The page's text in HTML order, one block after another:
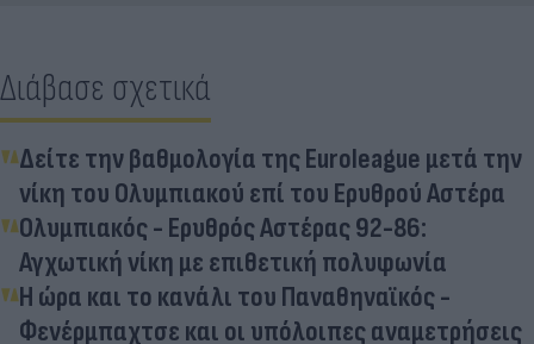
Διάβασε σχετικά
Δείτε την βαθμολογία της Euroleague μετά την
νίκη του Ολυμπιακού επί του Ερυθρού Αστέρα
Ολυμπιακός - Ερυθρός Αστέρας 92-86:
Αγχωτική νίκη με επιθετική πολυφωνία
Η ώρα και το κανάλι του Παναθηναϊκός -
Φενέρμπαχτσε και οι υπόλοιπες αναμετρήσεις